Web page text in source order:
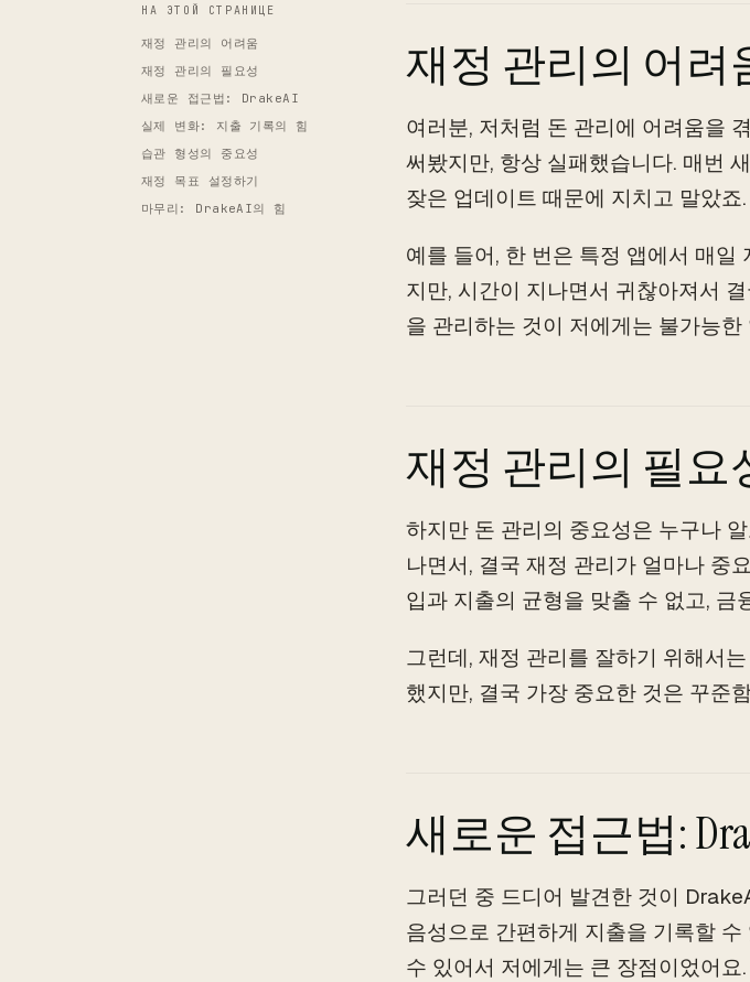
НА ЭТОЙ СТРАНИЦЕ
재정 관리의 어려움
재정 관리의 필요성
새로운 접근법: DrakeAI
실제 변화: 지출 기록의 힘
습관 형성의 중요성
재정 목표 설정하기
마무리: DrakeAI의 힘
재정 관리의 어려
여러분, 저처럼 돈 관리에 어려움을
써봤지만, 항상 실패했습니다. 매번
잦은 업데이트 때문에 지치고 말았죠.
예를 들어, 한 번은 특정 앱에서 매일
지만, 시간이 지나면서 귀찮아져서
을 관리하는 것이 저에게는 불가능
재정 관리의 필요
하지만 돈 관리의 중요성은 누구나
나면서, 결국 재정 관리가 얼마나 중
입과 지출의 균형을 맞출 수 없고,
그런데, 재정 관리를 잘하기 위해서
했지만, 결국 가장 중요한 것은 꾸준
새로운 접근법:
그러던 중 드디어 발견한 것이
음성으로 간편하게 지출을 기록할
수 있어서 저에게는 큰 장점이었어요.